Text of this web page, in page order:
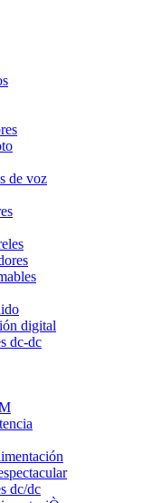
de voz
digital
dc-dc
dc/dc